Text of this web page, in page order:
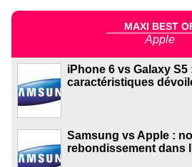
MAXI BEST
Apple
iPhone 6 vs Galaxy S5
caractéristiques
Samsung vs Apple :
rebondissement dans